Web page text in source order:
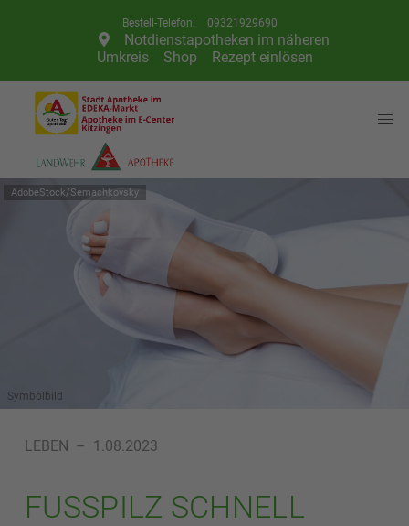
Telefon: 09321929690
Notdienstapotheken im näheren
Umkreis
Shop Rezept einlösen
AdobeStock/Semachkovsky
Symbolbild
LEBEN – 1.08.2023
FUSSPILZ SCHNELL W